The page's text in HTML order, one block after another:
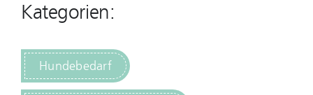
Kategorien:
Hundebedarf